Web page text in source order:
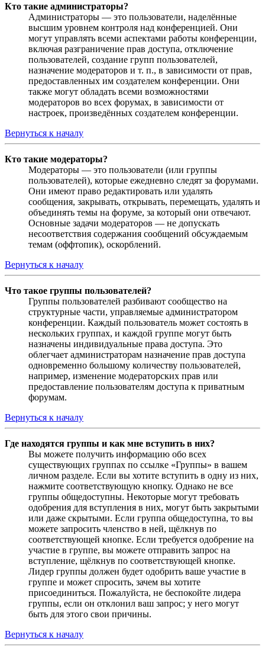
Кто такие администраторы?
Администраторы — это пользователи, наделённые
высшим уровнем контроля над конференцией. Они
могут управлять всеми аспектами работы конференции,
включая разграничение прав доступа, отключение
пользователей, создание групп пользователей,
назначение модераторов и т. п., в зависимости от прав,
предоставленных им создателем конференции. Они
также могут обладать всеми возможностями
модераторов во всех форумах, в зависимости от
настроек, произведённых создателем конференции.
Вернуться к началу
Кто такие модераторы?
Модераторы — это пользователи (или группы
пользователей), которые ежедневно следят за форумами.
Они имеют право редактировать или удалять
сообщения, закрывать, открывать, перемещать, удалять и
объединять темы на форуме, за который они отвечают.
Основные задачи модераторов — не допускать
несоответствия содержания сообщений обсуждаемым
темам (оффтопик), оскорблений.
Вернуться к началу
Что такое группы пользователей?
Группы пользователей разбивают сообщество на
структурные части, управляемые администратором
конференции. Каждый пользователь может состоять в
нескольких группах, и каждой группе могут быть
назначены индивидуальные права доступа. Это
облегчает администраторам назначение прав доступа
одновременно большому количеству пользователей,
например, изменение модераторских прав или
предоставление пользователям доступа к приватным
форумам.
Вернуться к началу
Где находятся группы и как мне вступить в них?
Вы можете получить информацию обо всех
существующих группах по ссылке «Группы» в вашем
личном разделе. Если вы хотите вступить в одну из них,
нажмите соответствующую кнопку. Однако не все
группы общедоступны. Некоторые могут требовать
одобрения для вступления в них, могут быть закрытыми
или даже скрытыми. Если группа общедоступна, то вы
можете запросить членство в ней, щёлкнув по
соответствующей кнопке. Если требуется одобрение на
участие в группе, вы можете отправить запрос на
вступление, щёлкнув по соответствующей кнопке.
Лидер группы должен будет одобрить ваше участие в
группе и может спросить, зачем вы хотите
присоединиться. Пожалуйста, не беспокойте лидера
группы, если он отклонил ваш запрос; у него могут
быть для этого свои причины.
Вернуться к началу